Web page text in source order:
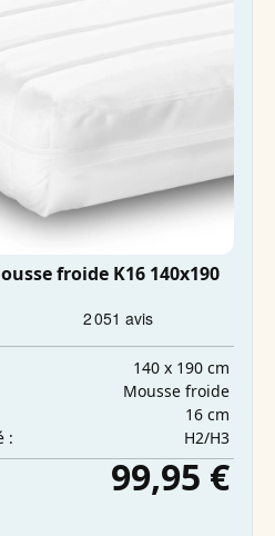
froide K16 140x190
140 x 190 cm
Mousse froide
16 cm
:
H2/H3
99,95 €